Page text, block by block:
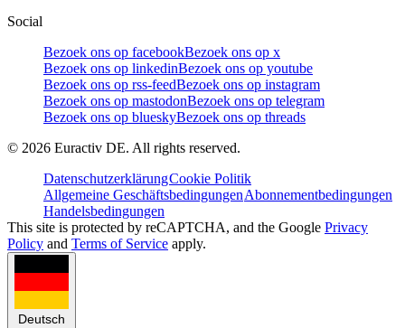
Social
Bezoek ons op facebookBezoek ons op x
Bezoek ons op linkedinBezoek ons op youtube
Bezoek ons op rss-feedBezoek ons op instagram
Bezoek ons op mastodonBezoek ons op telegram
Bezoek ons op blueskyBezoek ons op threads
© 2026 Euractiv DE. All rights reserved.
DatenschutzerklärungCookie Politik
Allgemeine GeschäftsbedingungenAbonnementbedingungen
Handelsbedingungen
This site is protected by reCAPTCHA, and the Google Privacy
Policy and Terms of Service apply.
Deutsch